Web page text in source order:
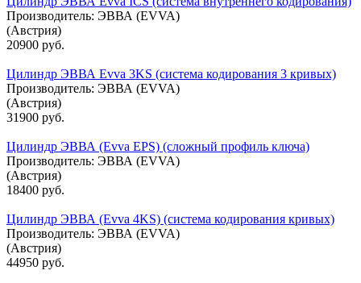
Производитель: ЭВВА (EVVA)
(Австрия)
20900 руб.
Цилиндр ЭВВА Evva 3KS (система кодирования 3 кривых)
Производитель: ЭВВА (EVVA)
(Австрия)
31900 руб.
Цилиндр ЭВВА (Evva EPS) (сложный профиль ключа)
Производитель: ЭВВА (EVVA)
(Австрия)
18400 руб.
Цилиндр ЭВВА (Evva 4KS) (система кодирования кривых)
Производитель: ЭВВА (EVVA)
(Австрия)
44950 руб.